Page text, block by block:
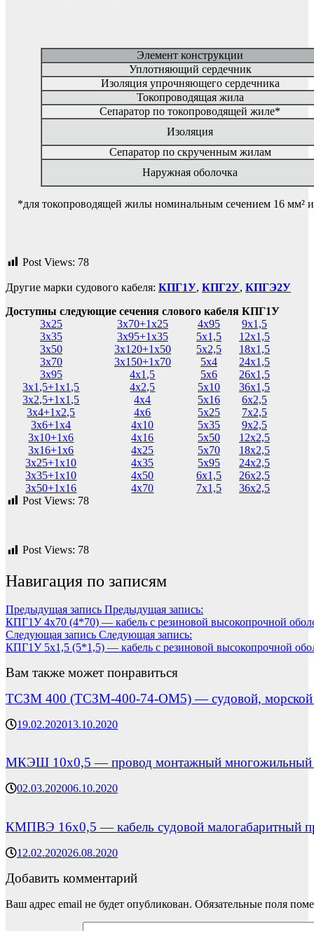
Элемент конструкции
Уплотняющий сердечник
Изоляция упрочняющего сердечника
Токопроводящая жила
Сепаратор по токопроводящей жиле*
Изоляция
Сепаратор по скрученным жилам
Наружная оболочка
*для токопроводящей жилы номинальным сечением 16 мм²
Post Views: 78
Другие марки судового кабеля: КПГ1У, КПГ2У, КПГЭ2У
Доступны следующие сечения слового кабеля КПГ1У
3х25
3х35
3х50
3х70
3х95
3х1,5+1х1,5
3х2,5+1х1,5
3х4+1х2,5
3х6+1х4
3х10+1х6
3х16+1х6
3х25+1х10
3х35+1х10
3х50+1х16
3х70+1х25
3х95+1х35
3х120+1х50
3х150+1х70
4х1,5
4х2,5
4х4
4х6
4х10
4х16
4х25
4х35
4х50
4х70
4х95
5х1,5
5х2,5
5х4
5х6
5х10
5х16
5х25
5х35
5х50
5х70
5х95
6х1,5
7х1,5
9х1,5
12х1,5
18х1,5
24х1,5
26х1,5
36х1,5
6х2,5
7х2,5
9х2,5
12х2,5
18х2,5
24х2,5
26х2,5
36х2,5
Post Views: 78
Post Views: 78
Навигация по записям
Предыдущая запись Предыдущая запись:
КПГ1У 4х70 (4*70) — кабель с резиновой высокопрочной
Следующая запись Следующая запись:
КПГ1У 5х1,5 (5*1,5) — кабель с резиновой высокопрочной
Вам также может понравиться
ТСЗМ 400 (ТСЗМ-400-74-ОМ5) — судовой, морской
19.02.202013.10.2020
МКЭШ 10х0,5 — провод монтажный многожильный с
02.03.202006.10.2020
КМПВЭ 16х0,5 — кабель судовой малогабаритный
12.02.202026.08.2020
Добавить комментарий
Ваш адрес email не будет опубликован. Обязательные поля